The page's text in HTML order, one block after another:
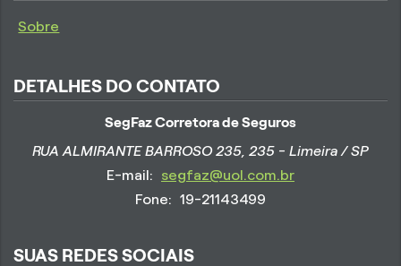
Sobre
DETALHES DO CONTATO
SegFaz Corretora de Seguros
RUA ALMIRANTE BARROSO 235, 235 - Limeira / SP
E-mail:
segfaz@uol.com.br
Fone: 19-21143499
SUAS REDES SOCIAIS